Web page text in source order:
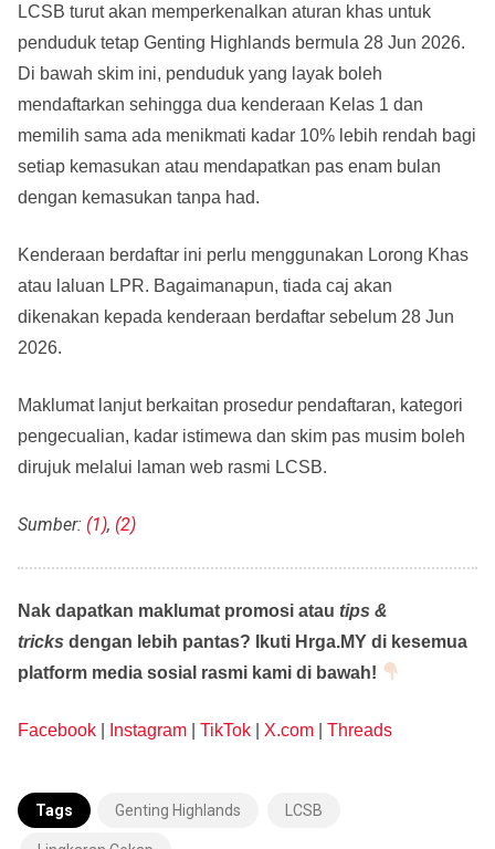
LCSB turut akan memperkenalkan aturan khas untuk
penduduk tetap Genting Highlands bermula 28 Jun 2026.
Di bawah skim ini, penduduk yang layak boleh
mendaftarkan sehingga dua kenderaan Kelas 1 dan
memilih sama ada menikmati kadar 10% lebih rendah bagi
setiap kemasukan atau mendapatkan pas enam bulan
dengan kemasukan tanpa had.
Kenderaan berdaftar ini perlu menggunakan Lorong Khas
atau laluan LPR. Bagaimanapun, tiada caj akan
dikenakan kepada kenderaan berdaftar sebelum 28 Jun
2026.
Maklumat lanjut berkaitan prosedur pendaftaran, kategori
pengecualian, kadar istimewa dan skim pas musim boleh
dirujuk melalui laman web rasmi LCSB.
Sumber: (1), (2)
Nak dapatkan maklumat promosi atau tips &
tricks dengan lebih pantas? Ikuti Hrga.MY di kesemua
platform media sosial rasmi kami di bawah!
Facebook Instagram TikTok X.com Threads
Tags Genting Highlands LCSB